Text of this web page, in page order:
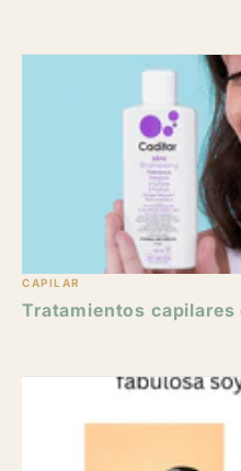
CAPILAR
Tratamientos